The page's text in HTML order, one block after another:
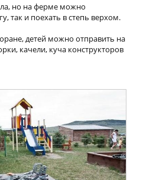
но на ферме можно
так и поехать в степь верхом.
детей можно отправить на
качели, куча конструкторов